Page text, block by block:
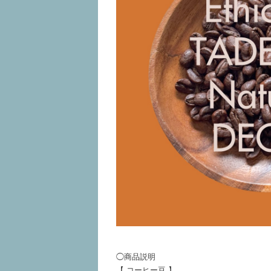
◯商品説明